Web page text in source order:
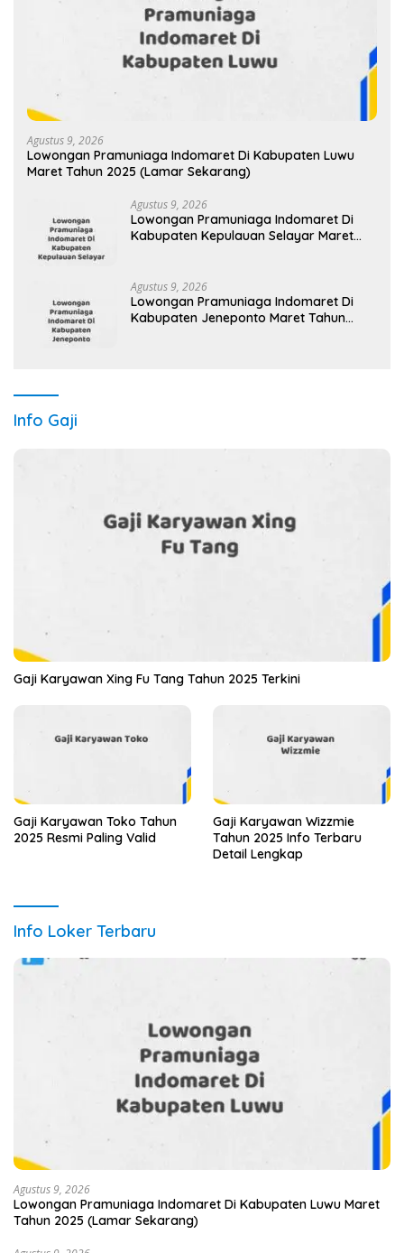
Agustus 9, 2026
Lowongan Pramuniaga Indomaret Di Kabupaten Luwu
Maret Tahun 2025 (Lamar Sekarang)
Agustus 9, 2026
Lowongan Pramuniaga Indomaret Di
Kabupaten Kepulauan Selayar Maret
Agustus 9, 2026
Lowongan Pramuniaga Indomaret Di
Kabupaten Jeneponto Maret Tahun
Info Gaji
Gaji Karyawan Xing Fu Tang Tahun 2025 Terkini
Gaji Karyawan Toko Tahun
2025 Resmi Paling Valid
Gaji Karyawan Wizzmie
Tahun 2025 Info Terbaru
Detail Lengkap
Info Loker Terbaru
Agustus 9, 2026
Lowongan Pramuniaga Indomaret Di Kabupaten Luwu Maret
Tahun 2025 (Lamar Sekarang)